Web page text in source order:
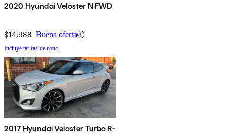
2020 Hyundai Veloster N FWD
$14,988 Buena oferta
Incluye tarifas de conc.
2017 Hyundai Veloster Turbo R-